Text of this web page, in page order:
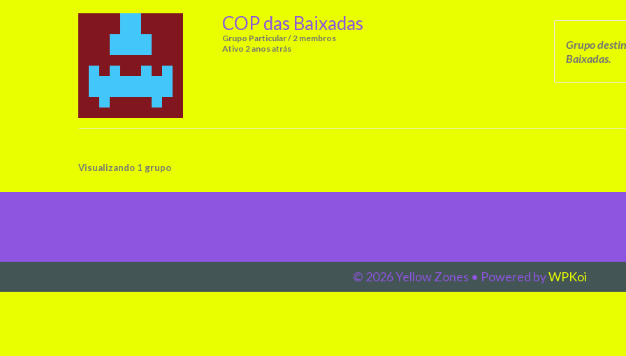
COP das Baixadas
Grupo Particular / 2 membros
Ativo 2 anos atrás
Grupo
Baixadas.
Visualizando 1 grupo
© 2026 Yellow Zones • Powered byWPKoi